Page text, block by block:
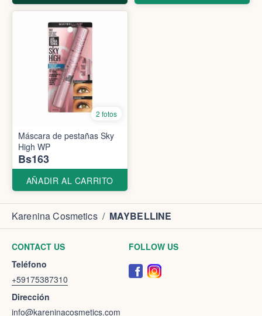
2 fotos
Máscara de pestañas Sky
High WP
Bs163
AÑADIR AL CARRITO
Karenina Cosmetics / MAYBELLINE
CONTACT US
Teléfono
+59175387310
Dirección
info@kareninacosmetics.com
FOLLOW US